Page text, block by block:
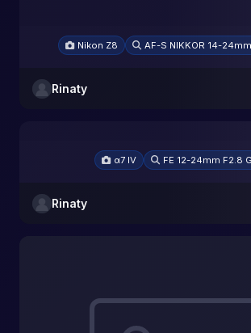
Nikon Z8 AF-S NIKKOR 14-
Rinaty
α7 IV FE 12-24mm F2.8
Rinaty